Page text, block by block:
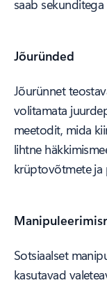
saab
Jõuründed
Jõurünnet
volitamata
meetodit, mida
lihtne
krüptovõtmete ja
Sotsiaalset
kasutavad